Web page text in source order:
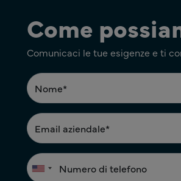
Come
Comunicaci le tue esigenze e ti